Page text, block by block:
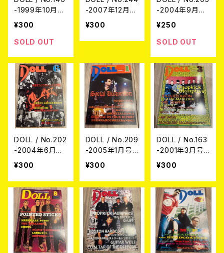
-1999年10月
号- (USED/MA
¥300
SOLD OUT
-2007年12月
号- (USED/MA
¥300
-2004年9月号-
(USED/MAGAZ
¥250
SOLD OUT
DOLL / No.202
-2004年6月号-
(USED/MAGAZ
¥300
DOLL / No.209
-2005年1月号-
(USED/MAGAZ
¥300
DOLL / No.163
-2001年3月号-
(USED/MAGAZ
¥300